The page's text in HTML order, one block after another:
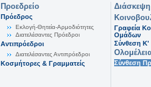
Προεδρείο
Πρόεδρος
Εκλογή-Θητεία-Αρμοδιότητες
Διατελέσαντες Πρόεδροι
Αντιπρόεδροι
Διατελέσαντες Αντιπρόεδροι
Κοσμήτορες & Γραμματείς
Γραφεία
Ομάδων
Σύνθεση K'
Σύνθεση